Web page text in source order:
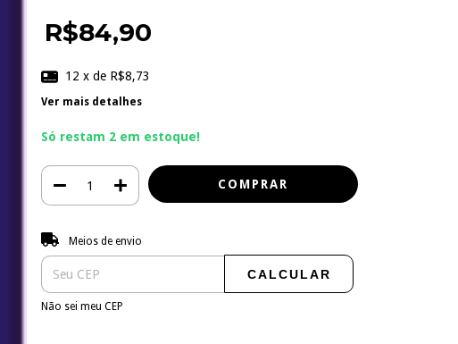
R$84,90
12 x de R$8,73
Ver mais detalhes
Só restam 2 em estoque!
Entregas para o CEP:
Meios de envio
CALCULAR
Não sei meu CEP